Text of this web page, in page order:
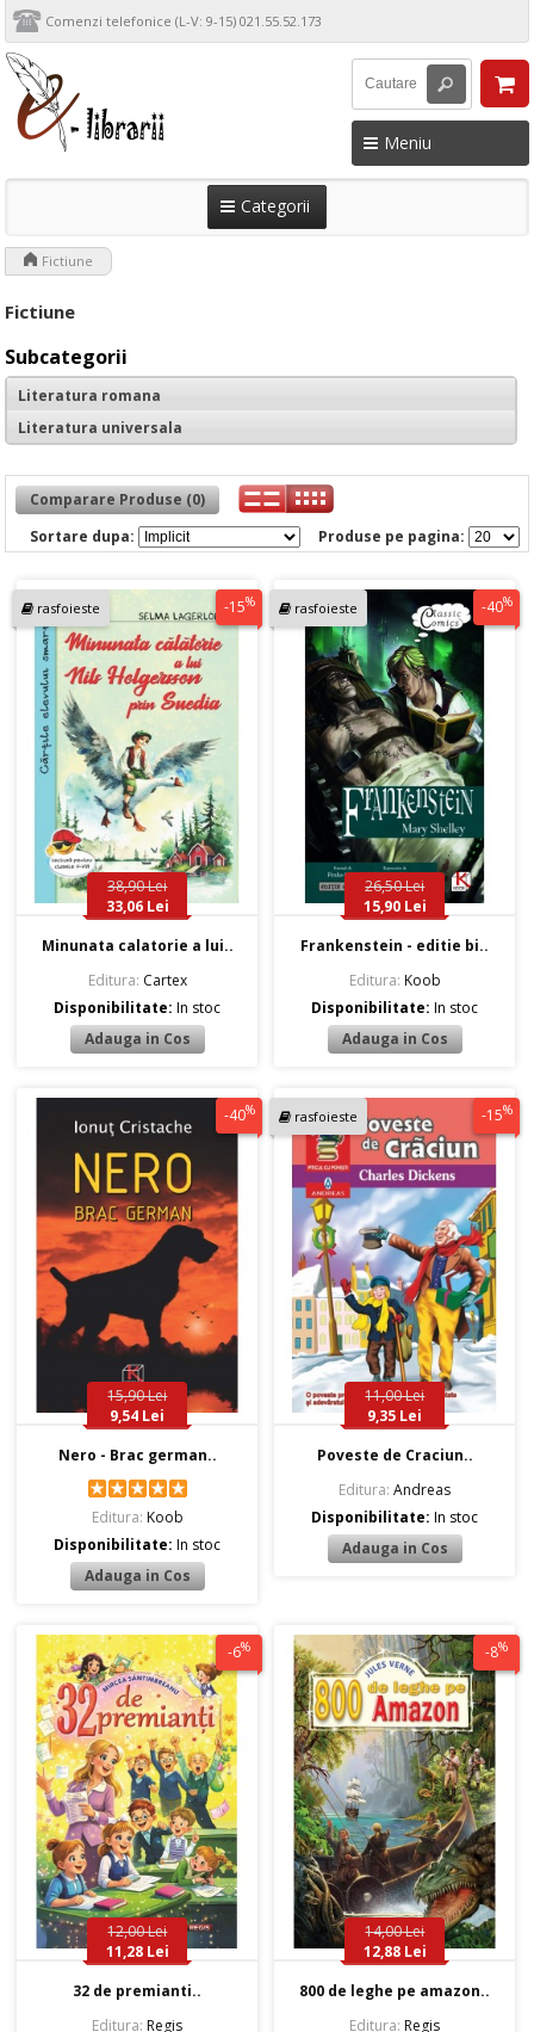
Comenzi telefonice (L-V: 9-15) 021.55.52.173
Meniu
Categorii
Fictiune
Fictiune
Subcategorii
Literatura romana
Literatura universala
Comparare Produse (0)
Produse pe pagina:
Sortare dupa:
rasfoieste -15%
38,90 Lei
33,06 Lei
Minunata calatorie a lui..
Editura: Cartex
Disponibilitate:In stoc
rasfoieste -40%
26,50 Lei
15,90 Lei
Frankenstein - editie bi..
Editura: Koob
Disponibilitate:In stoc
-40%
15,90 Lei
9,54 Lei
Nero - Brac german..
Editura: Koob
Disponibilitate:In stoc
rasfoieste -15%
11,00 Lei
9,35 Lei
Poveste de Craciun..
Editura: Andreas
Disponibilitate:In stoc
-6%
12,00 Lei
11,28 Lei
32 de premianti..
Editura: Regis
-8%
14,00 Lei
12,88 Lei
800 de leghe pe amazon..
Editura: Regis